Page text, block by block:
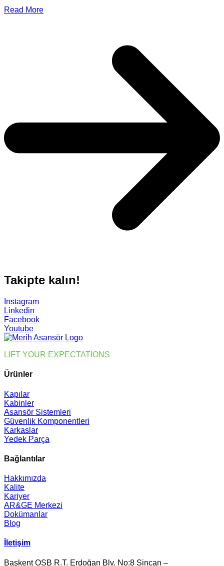
Read More
Why
Elevator
is
the
Best
Investment
for
Buildings
Takipte kalın!
Instagram
Linkedin
Facebook
Youtube
LIFT YOUR EXPECTATIONS
Ürünler
Kapılar
Kabinler
Asansör Sistemleri
Güvenlik Komponentleri
Karkaslar
Yedek Parça
Bağlantılar
Hakkımızda
Kalite
Kariyer
AR&GE Merkezi
Dokümanlar
Blog
İletişim
Başkent OSB R.T. Erdoğan Blv. No:8 Sincan –